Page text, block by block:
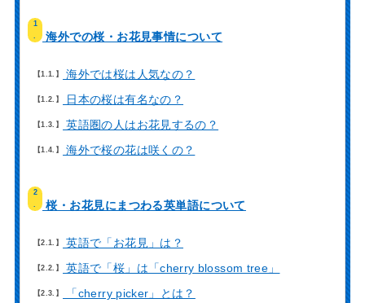
1
海外での桜・お花見事情について
1.1. 海外では桜は人気なの？
1.2. 日本の桜は有名なの？
1.3. 英語圏の人はお花見するの？
1.4. 海外で桜の花は咲くの？
2
.
桜・お花見にまつわる英単語について
2.1. 英語で「お花見」は？
2.2. 英語で「桜」は「cherry blossom tree」
2.3. 「cherry picker」とは？